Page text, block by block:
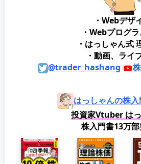
・Webデザ
・Webプログ
・はっしゃん式
・動画、ライ
@trader_hashang
はっしゃんの株
投資家Vtuber は
株入門書13万部